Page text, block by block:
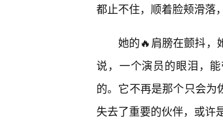
都止不住，顺着脸颊滑落
她的🔥肩膀在颤抖，
说，一个演员的眼泪，
的。它不再是那个只会为
失去了重要的伙伴，或